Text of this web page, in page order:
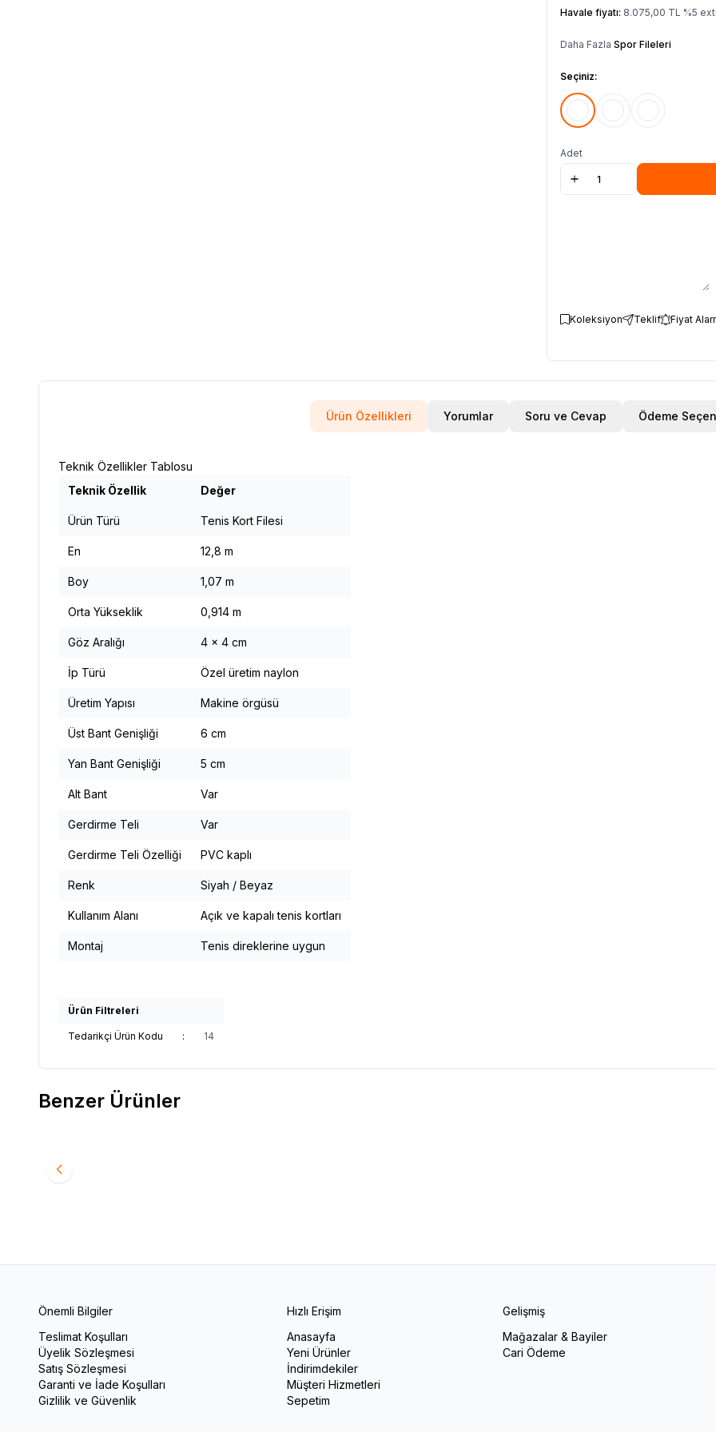
Havale fiyatı: 8.075,00 TL %5
Daha Fazla Spor Fileleri
Seçiniz:
Adet
Koleksiyon Teklif Fiyat
Ürün Özellikleri Yorumlar Soru ve Cevap Ödeme
Teknik Özellikler Tablosu
Teknik Özellik
Değer
Ürün Türü Tenis Kort Filesi
En 12,8 m
Boy 1,07 m
Orta Yükseklik 0,914 m
Göz Aralığı 4 × 4 cm
İp Türü Özel üretim naylon
Üretim Yapısı Makine örgüsü
Üst Bant Genişliği 6 cm
Yan Bant Genişliği 5 cm
Alt Bant Var
Gerdirme Teli Var
Gerdirme Teli Özelliği PVC kaplı
Renk Siyah / Beyaz
Kullanım Alanı Açık ve kapalı tenis kortları
Montaj Tenis direklerine uygun
Ürün Filtreleri
Tedarikçi Ürün Kodu : 14
Benzer Ürünler
1.500,00
Önemli Bilgiler
Teslimat Koşulları
Üyelik Sözleşmesi
Satış Sözleşmesi
Garanti ve İade Koşulları
Gizlilik ve Güvenlik
Hızlı Erişim
Anasayfa
Yeni Ürünler
İndirimdekiler
Müşteri Hizmetleri
Sepetim
Gelişmiş
Mağazalar & Bayiler
Cari Ödeme